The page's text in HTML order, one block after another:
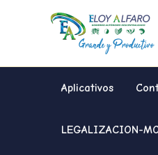
Aplicativos
LEGALIZACION-